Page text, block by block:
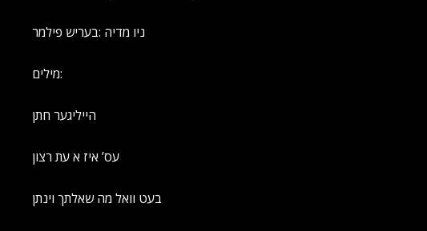
ניו מדיה :בעריש פילמר
מילים:
הייליגער חתן
עס’ איז א עת רצון
בעט וואל מה שאלתך וינתן